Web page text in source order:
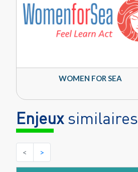
WOMEN FOR SEA
Enjeuxsimilaires
< >